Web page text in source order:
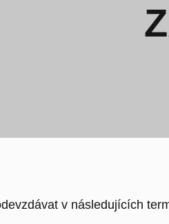
v následujících